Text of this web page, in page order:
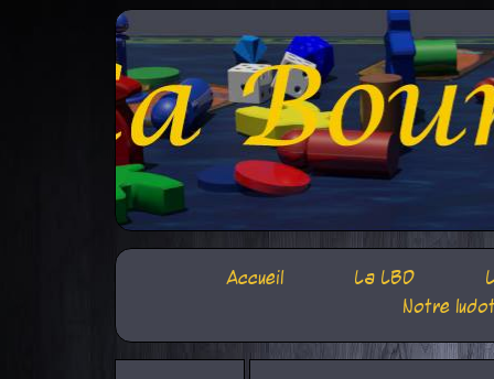
Accueil La LBD
Notre